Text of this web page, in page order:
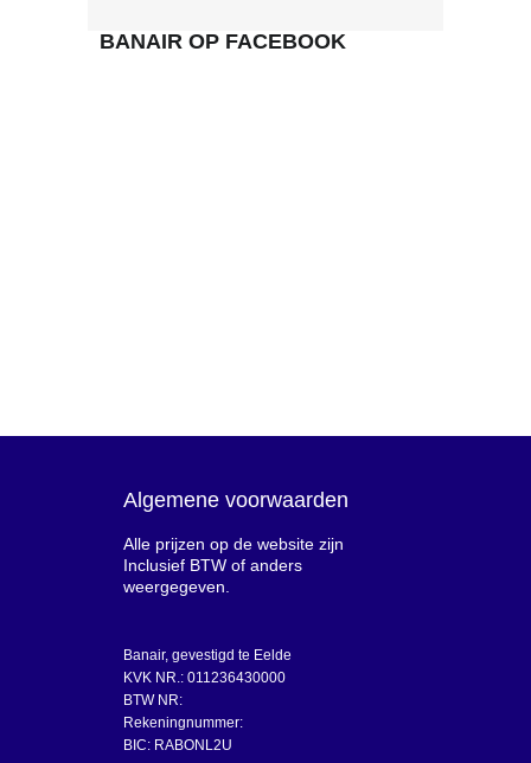
BANAIR OP FACEBOOK
Algemene voorwaarden
Alle prijzen op de website zijn
Inclusief BTW of anders
weergegeven.
Banair, gevestigd te Eelde
KVK NR.: 011236430000
BTW NR:
Rekeningnummer:
BIC: RABONL2U